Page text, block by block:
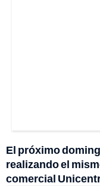
El próximo
realizando el
comercial